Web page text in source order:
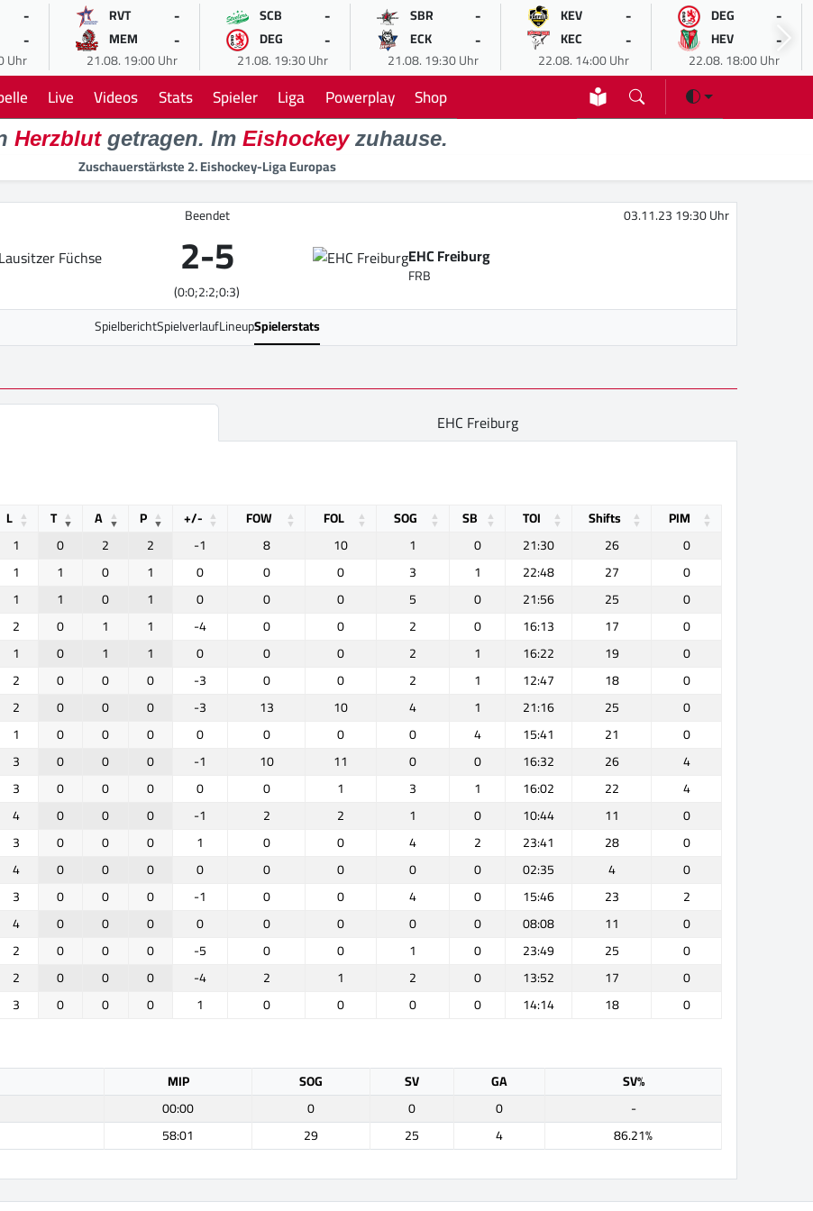
-
-
Uhr
RVT -
MEM -
21.08. 19:00 Uhr
SCB -
DEG -
21.08. 19:30 Uhr
SBR -
ECK -
21.08. 19:30 Uhr
KEV -
KEC -
22.08. 14:00 Uhr
DEG -
HEV -
22.08. 18:00 Uhr
Live Videos Stats Spieler Liga Powerplay Shop
Herzblutgetragen. Im Eishockeyzuhause.
Zuschauerstärkste 2. Eishockey-Liga Europas
Beendet 03.11.23 19:30 Uhr
2-5
(0:0;2:2;0:3)
EHC Freiburg
FRB
SpielberichtSpielverlaufLineupSpielerstats
EHC Freiburg
L T A P +/- FOW FOL SOG SB TOI Shifts
PIM
1 0 2 2 -1 8 10 1 0 21:30 26
0
1 1 0 1 0 0 0 3 1 22:48 27
0
1 1 0 1 0 0 0 5 0 21:56 25
0
2 0 1 1 -4 0 0 2 0 16:13 17
0
1 0 1 1 0 0 0 2 1 16:22 19
0
2 0 0 0 -3 0 0 2 1 12:47 18
0
2 0 0 0 -3 13 10 4 1 21:16 25
0
1 0 0 0 0 0 0 0 4 15:41 21
0
3 0 0 0 -1 10 11 0 0 16:32 26
4
3 0 0 0 0 0 1 3 1 16:02 22
4
4 0 0 0 -1 2 2 1 0 10:44 11
0
3 0 0 0 1 0 0 4 2 23:41 28
0
4 0 0 0 0 0 0 0 0 02:35 4
0
3 0 0 0 -1 0 0 4 0 15:46 23
2
4 0 0 0 0 0 0 0 0 08:08 11
0
2 0 0 0 -5 0 0 1 0 23:49 25
0
2 0 0 0 -4 2 1 2 0 13:52 17
0
3 0 0 0 1 0 0 0 0 14:14 18 0
MIP SOG SV GA
SV%
00:00 0 0 0
-
58:01 29 25 4 86.21%